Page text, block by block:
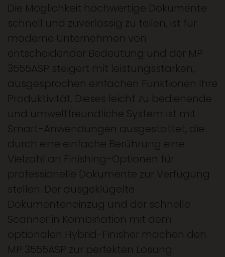
Die Möglichkeit hochwertige Dokumente
schnell und zuverlässig zu teilen, ist für
moderne Unternehmen von
entscheidender Bedeutung und der MP
3555ASP steigert mit leistungsstarken,
ausgesprochen einfachen Funktionen Ihre
Produktivität. Dieses leicht zu bedienende
und umweltfreundliche System ist mit
Smart-Anwendungen ausgestattet, die
durch eine einfache Berührung eine
Vielzahl an Finishing-Optionen für
professionelle Dokumente zur Verfügung
stellen. Der ausgeklügelte
Dokumenteneinzug und der schnelle
Scanner in Kombination mit dem
optionalen Hybrid-Finisher machen den
MP 3555ASP zur perfekten Lösung.